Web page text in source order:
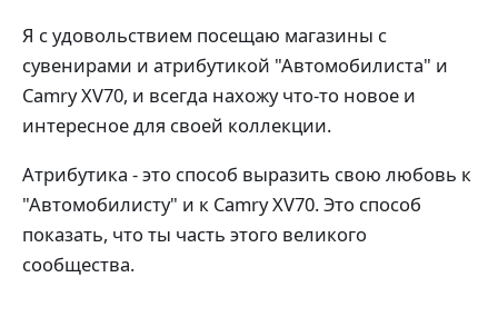
Я с удовольствием посещаю магазины с
сувенирами и атрибутикой "Автомобилиста" и
Camry XV70, и всегда нахожу что-то новое и
интересное для своей коллекции.
Атрибутика - это способ выразить свою любовь к
"Автомобилисту" и к Camry XV70. Это способ
показать, что ты часть этого великого
сообщества.